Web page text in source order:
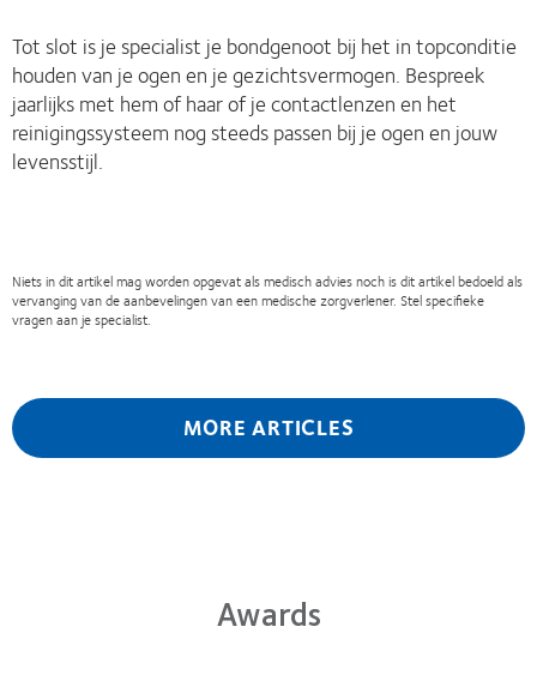
Tot slot is je specialist je bondgenoot bij het in topconditie
houden van je ogen en je gezichtsvermogen. Bespreek
jaarlijks met hem of haar of je contactlenzen en het
reinigingssysteem nog steeds passen bij je ogen en jouw
levensstijl.
Niets in dit artikel mag worden opgevat als medisch advies noch is dit artikel bedoeld als
vervanging van de aanbevelingen van een medische zorgverlener. Stel specifieke
vragen aan je specialist.
MORE ARTICLES
Awards